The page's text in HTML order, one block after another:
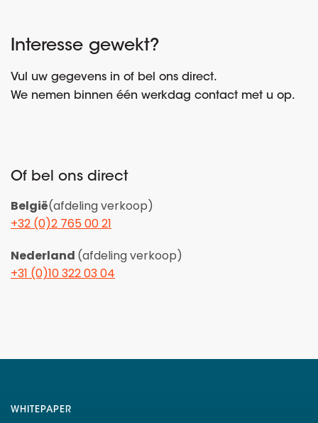
Interesse gewekt?
Vul uw gegevens in of bel ons direct.
We nemen binnen één werkdag contact met u op.
Of bel ons direct
België(afdeling verkoop)
+32 (0)2 765 00 21
Nederland (afdeling verkoop)
+31 (0)10 322 03 04
WHITEPAPER